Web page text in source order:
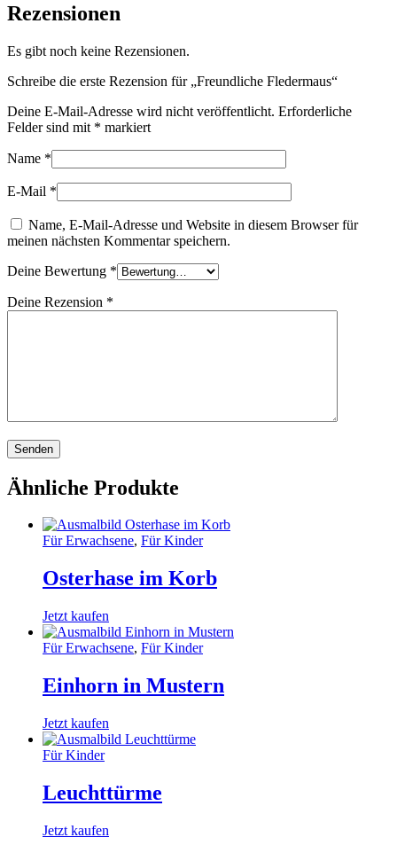
Rezensionen
Es gibt noch keine Rezensionen.
Schreibe die erste Rezension für „Freundliche Fledermaus“
Deine E-Mail-Adresse wird nicht veröffentlicht. Erforderliche
Felder sind mit * markiert
Name *
E-Mail *
Name, E-Mail-Adresse und Website in diesem Browser für
meinen nächsten Kommentar speichern.
Deine Bewertung *
Deine Rezension *
Ähnliche Produkte
Für Erwachsene, Für Kinder
Osterhase im Korb
Jetzt kaufen
Für Erwachsene, Für Kinder
Einhorn in Mustern
Jetzt kaufen
Für Kinder
Leuchttürme
Jetzt kaufen